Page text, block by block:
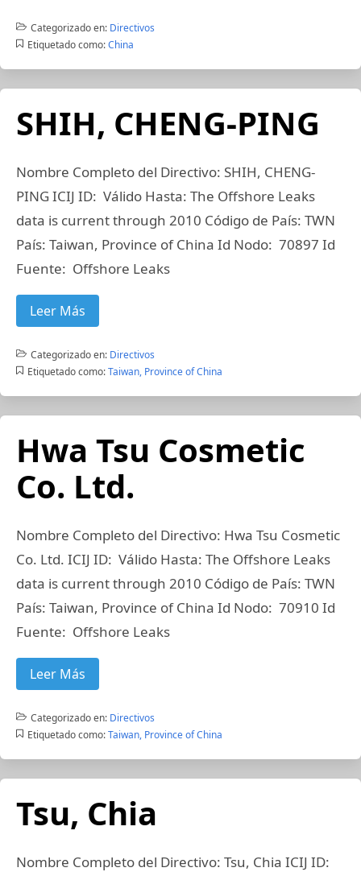
Categorizado en: Directivos
Etiquetado como: China
SHIH, CHENG-PING
Nombre Completo del Directivo: SHIH, CHENG-
PING ICIJ ID: Válido Hasta: The Offshore Leaks
data is current through 2010 Código de País: TWN
País: Taiwan, Province of China Id Nodo: 70897 Id
Fuente: Offshore Leaks
Leer Más
Categorizado en: Directivos
Etiquetado como: Taiwan, Province of China
Hwa Tsu Cosmetic
Co. Ltd.
Nombre Completo del Directivo: Hwa Tsu Cosmetic
Co. Ltd. ICIJ ID: Válido Hasta: The Offshore Leaks
data is current through 2010 Código de País: TWN
País: Taiwan, Province of China Id Nodo: 70910 Id
Fuente: Offshore Leaks
Leer Más
Categorizado en: Directivos
Etiquetado como: Taiwan, Province of China
Tsu, Chia
Nombre Completo del Directivo: Tsu, Chia ICIJ ID: